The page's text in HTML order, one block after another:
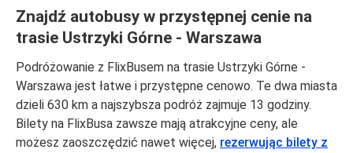
Znajdź autobusy w przystępnej cenie na
trasie Ustrzyki Górne - Warszawa
Podróżowanie z FlixBusem na trasie Ustrzyki Górne -
Warszawa jest łatwe i przystępne cenowo. Te dwa miasta
dzieli 630 km a najszybsza podróż zajmuje 13 godziny.
Bilety na FlixBusa zawsze mają atrakcyjne ceny, ale
możesz zaoszczędzić nawet więcej, rezerwując bilety z